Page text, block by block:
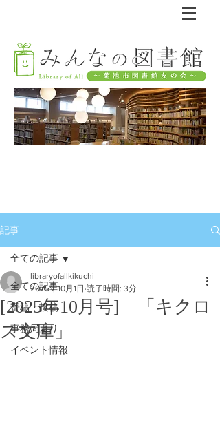
記事
全ての記事
寄稿・投稿
事務局より
イベント情報
全ての記事
[2025年10月号] 「キクロ
ス文庫」
libraryofallkikuchi
2025年10月1日 読了時間: 3分